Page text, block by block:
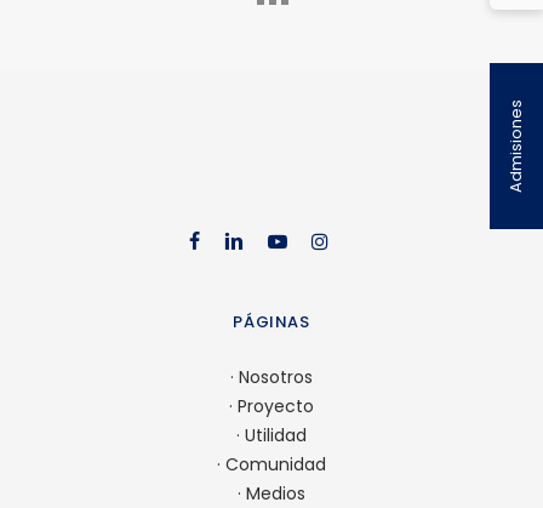
Admisiones
facebook
linkedin
youtube
PÁGINAS
· Nosotros
· Proyecto
· Utilidad
· Comunidad
· Medios